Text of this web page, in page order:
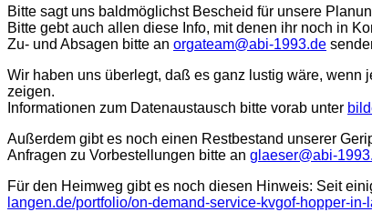
Bitte sagt uns baldmöglichst Bescheid für unsere
Bitte gebt auch allen diese Info, mit denen ihr noch in
Zu- und Absagen bitte an orgateam@abi-1993.de
Wir haben uns überlegt, daß es ganz lustig wäre, wenn
zeigen.
Informationen zum Datenaustausch bitte vorab unter
Außerdem gibt es noch einen Restbestand unserer
Anfragen zu Vorbestellungen bitte an glaeser@abi-
Für den Heimweg gibt es noch diesen Hinweis: Seit
langen.de/portfolio/on-demand-service-kvgof-hopper-